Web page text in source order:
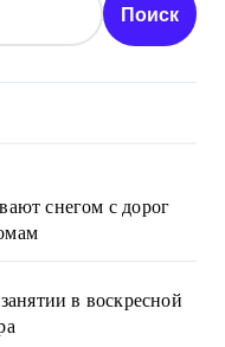
Поиск
снегом с дорог
в воскресной